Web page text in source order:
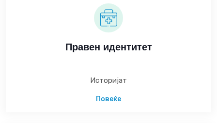
Правен идентитет
Историјат
Повеќе